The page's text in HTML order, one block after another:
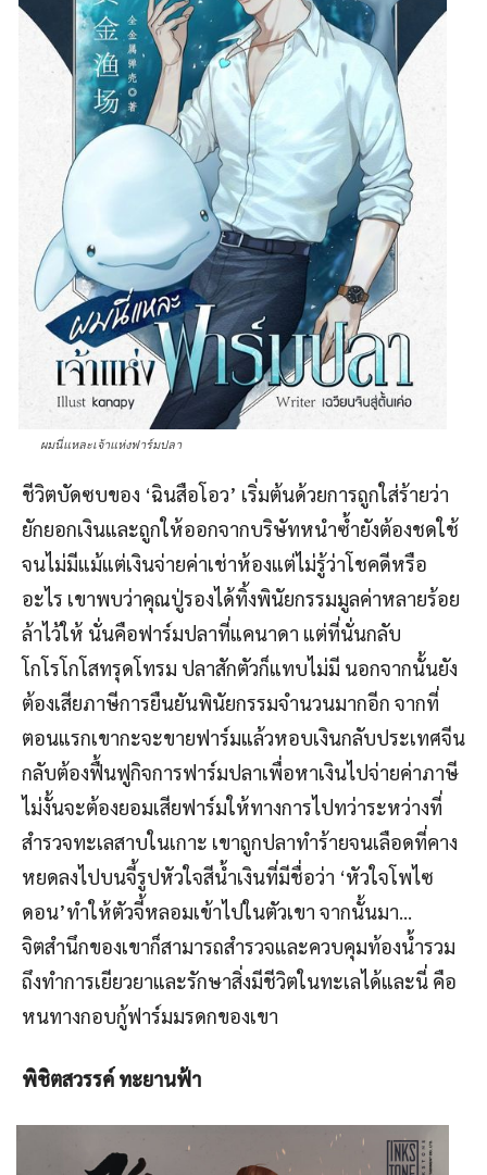
ผมนี่แหละเจ้าแห่งฟาร์มปลา
ชีวิตบัดซบของ ‘ฉินสือโอว’ เริ่มต้นด้วยการถูกใส่ร้ายว่า
ยักยอกเงินและถูกให้ออกจากบริษัทหนำซ้ำยังต้องชดใช้
จนไม่มีแม้แต่เงินจ่ายค่าเช่าห้องแต่ไม่รู้ว่าโชคดีหรือ
อะไร เขาพบว่าคุณปู่รองได้ทิ้งพินัยกรรมมูลค่าหลายร้อย
ล้าไว้ให้ นั่นคือฟาร์มปลาที่แคนาดา แต่ที่นั่นกลับ
โกโรโกโสทรุดโทรม ปลาสักตัวก็แทบไม่มี นอกจากนั้นยัง
ต้องเสียภาษีการยืนยันพินัยกรรมจำนวนมากอีก จากที่
ตอนแรกเขากะจะขายฟาร์มแล้วหอบเงินกลับประเทศจีน
กลับต้องฟื้นฟูกิจการฟาร์มปลาเพื่อหาเงินไปจ่ายค่าภาษี
ไม่งั้นจะต้องยอมเสียฟาร์มให้ทางการไปทว่าระหว่างที่
สำรวจทะเลสาบในเกาะ เขาถูกปลาทำร้ายจนเลือดที่คาง
หยดลงไปบนจี้รูปหัวใจสีน้ำเงินที่มีชื่อว่า ‘หัวใจโพไซ
ดอน’ทำให้ตัวจี้หลอมเข้าไปในตัวเขา จากนั้นมา…
จิตสำนึกของเขาก็สามารถสำรวจและควบคุมท้องน้ำรวม
ถึงทำการเยียวยาและรักษาสิ่งมีชีวิตในทะเลได้และนี่ คือ
หนทางกอบกู้ฟาร์มมรดกของเขา
พิชิตสวรรค์ ทะยานฟ้า